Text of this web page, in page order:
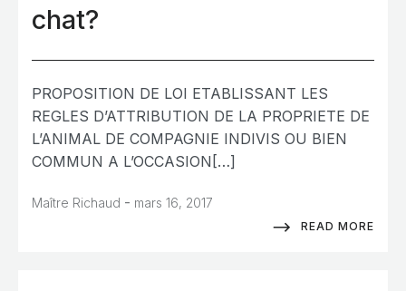
chat?
PROPOSITION DE LOI ETABLISSANT LES
REGLES D’ATTRIBUTION DE LA PROPRIETE DE
L’ANIMAL DE COMPAGNIE INDIVIS OU BIEN
COMMUN A L’OCCASION[…]
Maître Richaud - mars 16, 2017
READ MORE